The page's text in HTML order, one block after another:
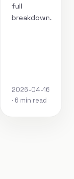
full
breakdown.
2026-04-16
· 6 min read